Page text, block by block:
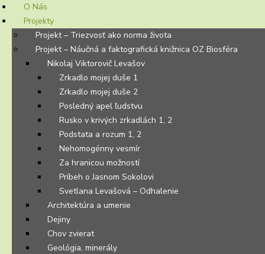
O Nás
Projekty
Projekt – Triezvosť ako norma života
Projekt – Náučná a faktografická knižnica OZ Biosféra
Nikolaj Viktorovič Levašov
Zrkadlo mojej duše 1
Zrkadlo mojej duše 2
Posledný apel ľudstvu
Rusko v krivých zrkadlách 1, 2
Podstata a rozum 1, 2
Nehomogénny vesmír
Za hranicou možností
Príbeh o Jasnom Sokolovi
Svetlana Levašová – Odhalenie
Architektúra a umenie
Dejiny
Chov zvierat
Geológia, minerály